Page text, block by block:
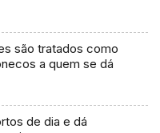
são tratados como
a quem se dá
de dia e dá